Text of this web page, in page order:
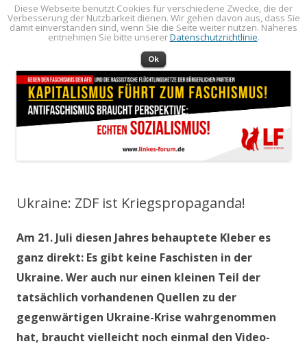
LINKES FORUM
Politik öffentlich machen!
Menü Zum Inhalt springen
Ukraine: ZDF ist Kriegspropaganda!
Am 21. Juli diesen Jahres behauptete Kleber es
ganz direkt: Es gibt keine Faschisten in der
Ukraine. Wer auch nur einen kleinen Teil der
tatsächlich vorhandenen Quellen zu der
gegenwärtigen Ukraine-Krise wahrgenommen
hat, braucht vielleicht noch einmal den Video-
Diese Webseite benutzt Cookies für verschiedene Zwecke, die der
Verbesserung der Nutzbarkeit dienen. Wir gehen davon aus, dass Sie
damit einverstanden sind, wenn Sie die Seite weiter nutzen. Näheres
entnehmen Sie bitte unsererDatenschutzrichtlinie.
Ok